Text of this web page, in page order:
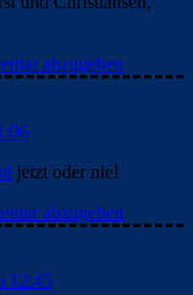
abzugeben
jetzt oder nie!
abzugeben
12:45